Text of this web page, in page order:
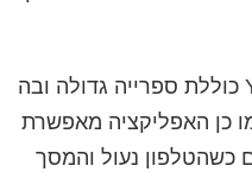
אפליקציית YouTube Premium כוללת ספרייה גדולה ובה
כן האפליקציה מאפשרת
כשהטלפון נעול והמסך